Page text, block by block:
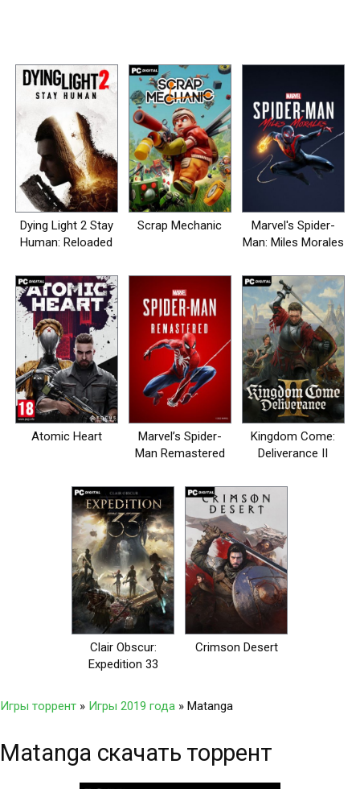
Dying Light 2 Stay
Human: Reloaded
Scrap Mechanic
Marvel's Spider-
Man: Miles Morales
Atomic Heart
Marvel’s Spider-
Man Remastered
Kingdom Come:
Deliverance II
Clair Obscur:
Expedition 33
Crimson Desert
Игры торрент » Игры 2019 года » Matanga
Matanga скачать торрент